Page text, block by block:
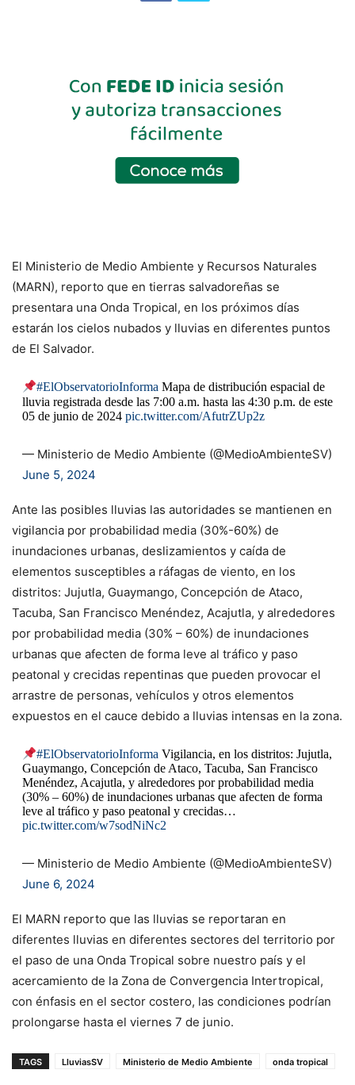
El Ministerio de Medio Ambiente y Recursos Naturales
(MARN), reporto que en tierras salvadoreñas se
presentara una Onda Tropical, en los próximos días
estarán los cielos nubados y lluvias en diferentes puntos
de El Salvador.
#ElObservatorioInformaMapa de distribución espacial de
lluvia registrada desde las 7:00 a.m. hasta las 4:30 p.m. de este
05 de junio de 2024 pic.twitter.com/AfutrZUp2z
— Ministerio de Medio Ambiente (@MedioAmbienteSV)
June 5, 2024
Ante las posibles lluvias las autoridades se mantienen en
vigilancia por probabilidad media (30%-60%) de
inundaciones urbanas, deslizamientos y caída de
elementos susceptibles a ráfagas de viento, en los
distritos: Jujutla, Guaymango, Concepción de Ataco,
Tacuba, San Francisco Menéndez, Acajutla, y alrededores
por probabilidad media (30% – 60%) de inundaciones
urbanas que afecten de forma leve al tráfico y paso
peatonal y crecidas repentinas que pueden provocar el
arrastre de personas, vehículos y otros elementos
expuestos en el cauce debido a lluvias intensas en la zona.
#ElObservatorioInforma Vigilancia, en los distritos: Jujutla,
Guaymango, Concepción de Ataco, Tacuba, San Francisco
Menéndez, Acajutla, y alrededores por probabilidad media
(30% – 60%) de inundaciones urbanas que afecten de forma
leve al tráfico y paso peatonal y crecidas…
pic.twitter.com/w7sodNiNc2
— Ministerio de Medio Ambiente (@MedioAmbienteSV)
June 6, 2024
El MARN reporto que las lluvias se reportaran en
diferentes lluvias en diferentes sectores del territorio por
el paso de una Onda Tropical sobre nuestro país y el
acercamiento de la Zona de Convergencia Intertropical,
con énfasis en el sector costero, las condiciones podrían
prolongarse hasta el viernes 7 de junio.
TAGS LluviasSV Ministerio de Medio Ambiente onda tropical